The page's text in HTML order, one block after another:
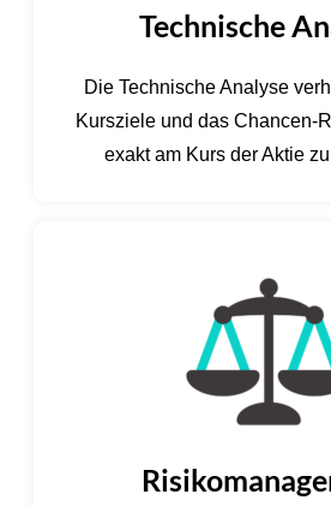
Technische
Die Technische Analyse
Kursziele und das Chancen-
exakt am Kurs der Aktie